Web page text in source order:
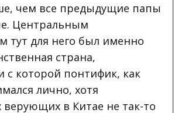
чем все предыдущие папы
Центральным
тут для него был именно
страна,
которой понтифик, как
лично, хотя
верующих в Китае не так-то